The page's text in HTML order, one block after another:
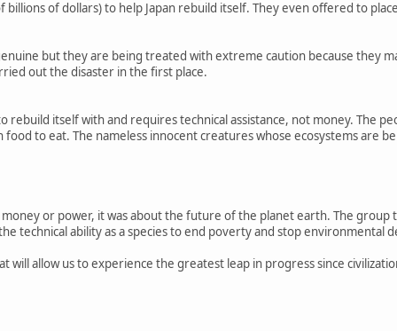
billions of dollars) to help Japan rebuild itself. They even offered to
but they are being treated with extreme caution because they
out the disaster in the first place.
rebuild itself with and requires technical assistance, not money. The
to eat. The nameless innocent creatures whose ecosystems are
or power, it was about the future of the planet earth. The
technical ability as a species to end poverty and stop
will allow us to experience the greatest leap in progress since